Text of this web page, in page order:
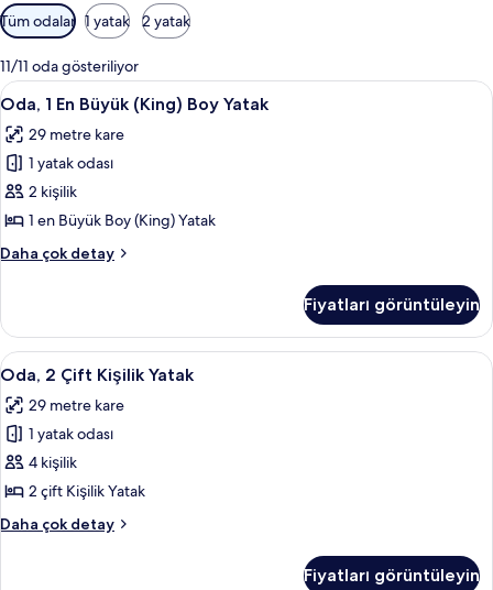
Odalar
için
mevcut
filtreler
Tüm odalar 1 yatak 2 yatak
11/11 oda gösteriliyor
Oda,
1
En
Büyük
(King)
Boy
Yatak
için
fotoğrafları
görün
Kaliteli yatak takımı, odada kasa,
5
Oda, 1 En Büyük (King) Boy Yatak
29 metre kare
1 yatak odası
2 kişilik
1 en Büyük Boy (King) Yatak
Daha çok detay
Oda,
(King)
Boy
Yatak
daha
fazla
Fiyatları görüntüleyin
Oda,
2
Çift
Kişilik
Yatak
için
tüm
fotoğrafları
Kaliteli yatak takımı, odada kasa,
5
Oda, 2 Çift Kişilik Yatak
29 metre kare
1 yatak odası
4 kişilik
2 çift Kişilik Yatak
Daha çok detay
Oda,
Fiyatları görüntüleyin